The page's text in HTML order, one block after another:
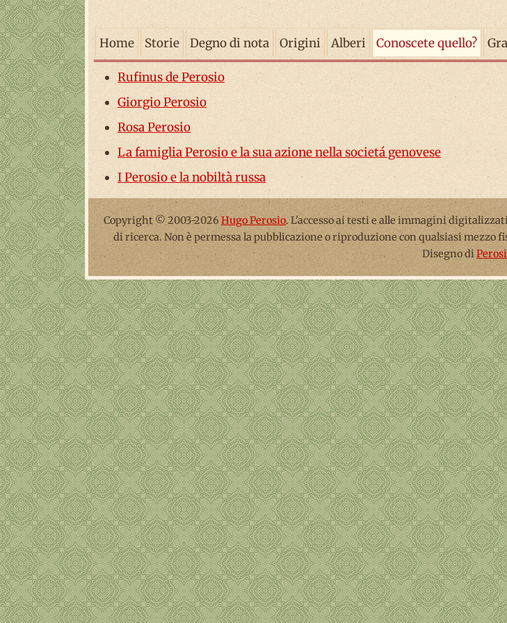
Home Storie Degno di nota Origini Alberi Conoscete quello?
Rufinus de Perosio
Giorgio Perosio
Rosa Perosio
La famiglia Perosio e la sua azione nella societá genovese
I Perosio e la nobiltà russa
Copyright © 2003-2026 Hugo Perosio. L'accesso ai testi e alle immagini
di ricerca. Non è permessa la pubblicazione o riproduzione con qualsiasi mezzo
Disegno di